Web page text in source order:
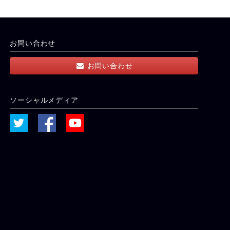
お問い合わせ
お問い合わせ
ソーシャルメディア